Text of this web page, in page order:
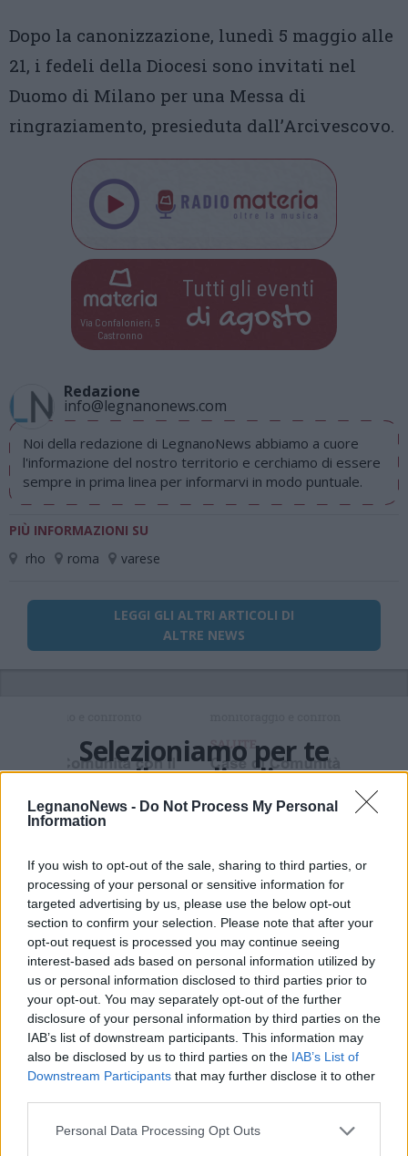
LegnanoNews - Do Not Process My Personal
Information
If you wish to opt-out of the sale, sharing to third parties, or
processing of your personal or sensitive information for
targeted advertising by us, please use the below opt-out
section to confirm your selection. Please note that after your
opt-out request is processed you may continue seeing
interest-based ads based on personal information utilized by
us or personal information disclosed to third parties prior to
your opt-out. You may separately opt-out of the further
disclosure of your personal information by third parties on the
IAB’s list of downstream participants. This information may
also be disclosed by us to third parties on the IAB’s List of
Downstream Participants that may further disclose it to other
Personal Data Processing Opt Outs
Dopo la canonizzazione, lunedì 5 maggio alle
21, i fedeli della Diocesi sono invitati nel
Duomo di Milano per una Messa di
ringraziamento, presieduta dall’Arcivescovo.
Via Confalonieri, 5
Castronno
Tutti gli eventi
di agosto
Redazione
info@legnanonews.com
Noi della redazione di LegnanoNews abbiamo a cuore
l'informazione del nostro territorio e cerchiamo di essere
sempre in prima linea per informarvi in modo puntuale.
PIÙ INFORMAZIONI SU
rho
roma varese
LEGGI GLI ALTRI ARTICOLI DI
ALTRE NEWS
Selezioniamo per te
Il meglio di
Iscriviti alla
newsletter
Commenti
Accedioregistratiper commentare questo
articolo.
L'email è richiesta ma non verrà mostrata ai visitatori. Il contenuto di questo
commento esprime il pensiero dell'autore e non rappresenta la linea editoriale
di VareseNews.it, che rimane autonoma e indipendente. I messaggi inclusi nei
commenti non sono testi giornalistici, ma post inviati dai singoli lettori che
che includano uno o più link a siti esterni verranno rimossi in automatico dal